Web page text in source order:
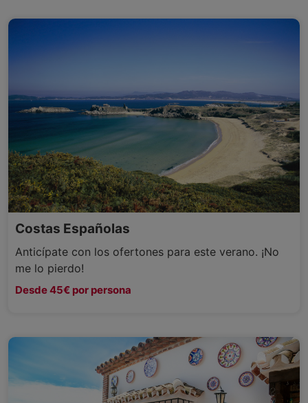
Costas Españolas
Anticípate con los ofertones para este verano. ¡No
me lo pierdo!
Desde 45€ por persona